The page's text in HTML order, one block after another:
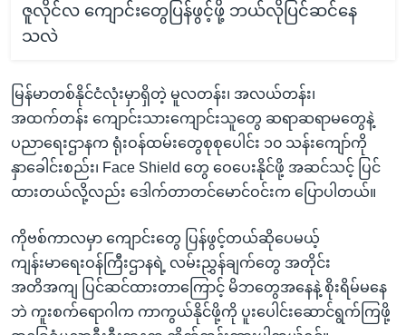
ဇူလိုင်လ ကျောင်းတွေပြန်ဖွင့်ဖို့ ဘယ်လိုပြင်ဆင်နေ
သလဲ
မြန်မာတစ်နိုင်ငံလုံးမှာရှိတဲ့ မူလတန်း၊ အလယ်တန်း၊
အထက်တန်း ကျောင်းသားကျောင်းသူတွေ ဆရာဆရာမတွေနဲ့
ပညာရေးဌာနက ရုံးဝန်ထမ်းတွေစုစုပေါင်း ၁၀ သန်းကျော်ကို
နှာခေါင်းစည်း၊ Face Shield တွေ ဝေပေးနိုင်ဖို့ အဆင်သင့် ပြင်
ထားတယ်လို့လည်း ဒေါက်တာတင်မောင်ဝင်းက ပြောပါတယ်။
ကိုဗစ်ကာလမှာ ကျောင်းတွေ ပြန်ဖွင့်တယ်ဆိုပေမယ့်
ကျန်းမာရေးဝန်ကြီးဌာနရဲ့ လမ်းညွှန်ချက်တွေ အတိုင်း
အတိအကျ ပြင်ဆင်ထားတာကြောင့် မိဘတွေအနေနဲ့ စိုးရိမ်မနေ
ဘဲ ကူးစက်ရောဂါက ကာကွယ်နိုင်ဖို့ကို ပူးပေါင်းဆောင်ရွက်ကြဖို့